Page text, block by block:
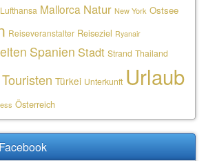
Lufthansa Mallorca Natur New York Ostsee
Reiseveranstalter Reiseziel Ryanair
Spanien Stadt Strand Thailand
Touristen Türkei Unterkunft Urlaub
Österreich